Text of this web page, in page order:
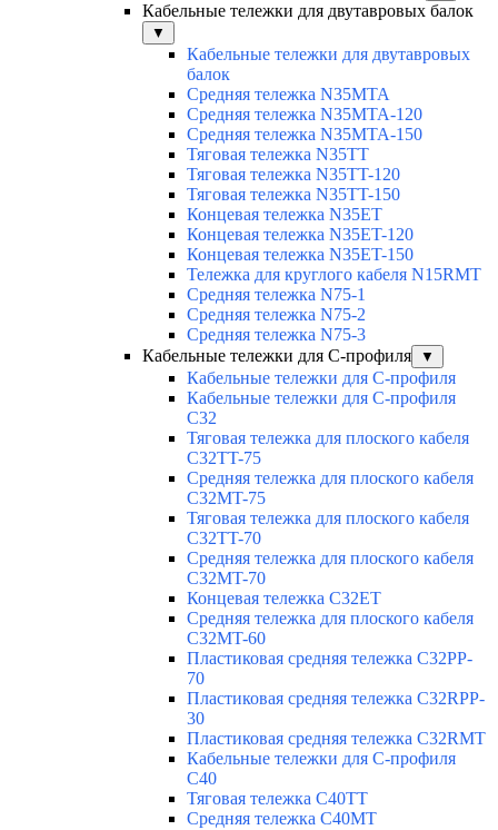
Кабельные тележки для двутавровых балок
▼
Кабельные тележки для двутавровых
балок
Средняя тележка N35MTA
Средняя тележка N35MTA-120
Средняя тележка N35MTA-150
Тяговая тележка N35TT
Тяговая тележка N35TT-120
Тяговая тележка N35TT-150
Концевая тележка N35ET
Концевая тележка N35ET-120
Концевая тележка N35ET-150
Тележка для круглого кабеля N15RMT
Средняя тележка N75-1
Средняя тележка N75-2
Средняя тележка N75-3
Кабельные тележки для С-профиля
▼
Кабельные тележки для С-профиля
Кабельные тележки для С-профиля
C32
Тяговая тележка для плоского кабеля
C32TT-75
Средняя тележка для плоского кабеля
C32MT-75
Тяговая тележка для плоского кабеля
C32TT-70
Средняя тележка для плоского кабеля
C32MT-70
Концевая тележка C32ET
Средняя тележка для плоского кабеля
C32MT-60
Пластиковая средняя тележка C32PP-
70
Пластиковая средняя тележка C32RPP-
30
Пластиковая средняя тележка C32RMT
Кабельные тележки для С-профиля
C40
Тяговая тележка C40TT
Средняя тележка C40MT